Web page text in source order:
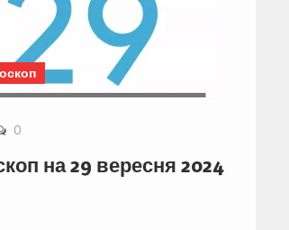
0
на 29 вересня 2024